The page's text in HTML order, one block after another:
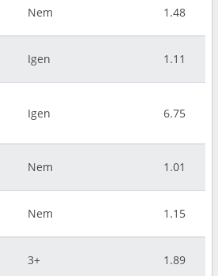
Nem 1.48
Igen 1.11
Igen 6.75
Nem 1.01
Nem 1.15
3+ 1.89